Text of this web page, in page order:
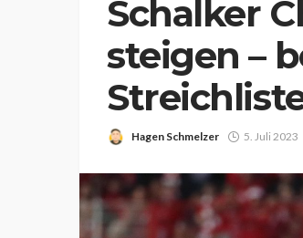
Schalker
steigen –
Hagen Schmelzer 5. Juli 2023